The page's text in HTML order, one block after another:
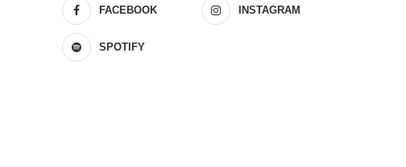
FACEBOOK INSTAGRAM
SPOTIFY